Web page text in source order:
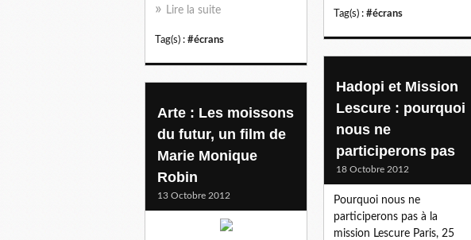
Tag(s) : #écrans
Lire la suite
Tag(s) : #écrans
Hadopi et Mission
Lescure : pourquoi
nous ne
participerons pas
18 Octobre 2012
Pourquoi nous ne
participerons pas à la
mission Lescure Paris, 25
Arte : Les moissons
du futur, un film de
Marie Monique
Robin
13 Octobre 2012